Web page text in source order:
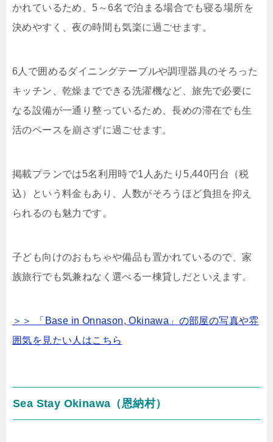
かれているため、5～6名で泊まる場合でも寝る場所を
決めやすく、夜の時間も気楽に過ごせます。
6人で囲めるダイニングテーブルや調理器具のそろった
キッチン、乾燥までできる洗濯機など、旅先で必要に
なる設備が一通り整っているため、長めの滞在でも生
活のペースを崩さずに過ごせます。
掲載プランでは5名利用時で1人あたり5,440円台（税
込）という料金もあり、人数がそろうほど負担を抑え
られるのも魅力です。
子ども向けのおもちゃや備品も置かれているので、家
族旅行でも気兼ねなく選べる一棟貸しだといえます。
＞＞ 「Base in Onnason, Okinawa」の部屋の写真や雰
囲気を見たい人はこちら
Sea Stay Okinawa（恩納村）